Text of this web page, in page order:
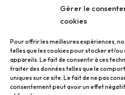
Gérer le
cookies
Pour offrir les meilleures expériences,
telles que les cookies pour stocker et/
appareils. Le fait de consentir à ces
traiter des données telles que le
uniques sur ce site. Le fait de ne pas
consentement peut avoir un effet
Outillage / Equipement
Mentions légales